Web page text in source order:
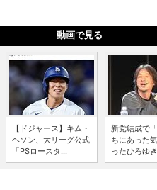
動画で見る
【ドジャース】キム・
ヘソン、大リーグ公式
「PSロースタ...
新党結成で
ちにあった
ったひろゆ